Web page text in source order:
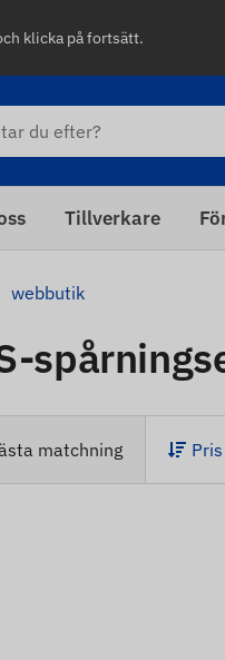
klicka på fortsätt.
Tillverkare
webbutik
matchning Pris